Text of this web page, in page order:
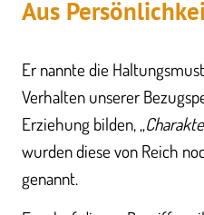
Aus
Er nannte die
Verhalten unserer
Erziehung bilden, „
wurden diese von Reich
genannt.